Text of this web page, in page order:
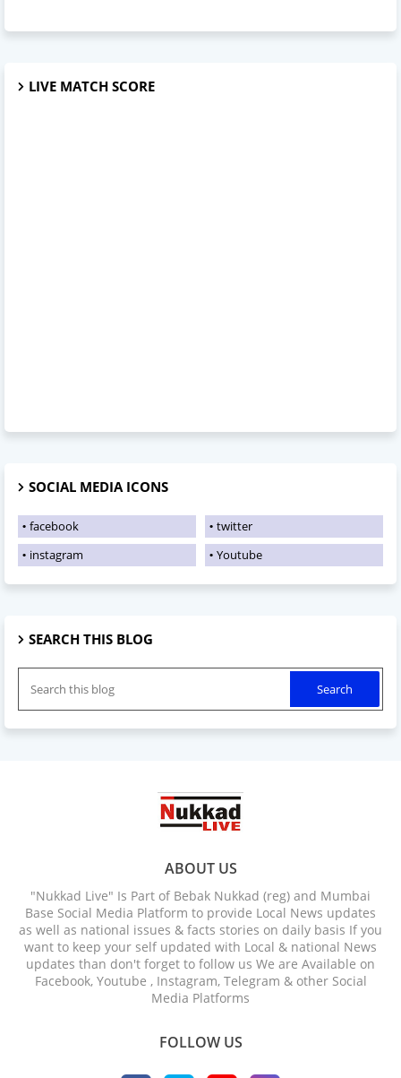
LIVE MATCH SCORE
SOCIAL MEDIA ICONS
facebook
twitter
instagram
Youtube
SEARCH THIS BLOG
ABOUT US
"Nukkad Live" Is Part of Bebak Nukkad (reg) and Mumbai
Base Social Media Platform to provide Local News updates
as well as national issues & facts stories on daily basis If you
want to keep your self updated with Local & national News
updates than don't forget to follow us We are Available on
Facebook, Youtube , Instagram, Telegram & other Social
Media Platforms
FOLLOW US